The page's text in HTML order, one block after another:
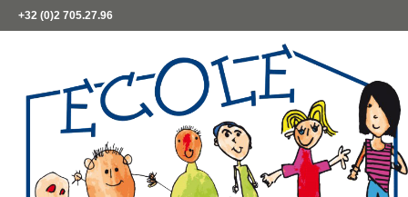
+32 (0)2 705.27.96